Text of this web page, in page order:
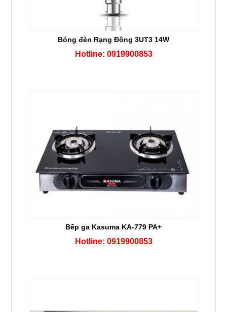
Bóng đèn Rạng Đông 3UT3 14W
Hotline: 0919900853
Bếp ga Kasuma KA-779 PA+
Hotline: 0919900853